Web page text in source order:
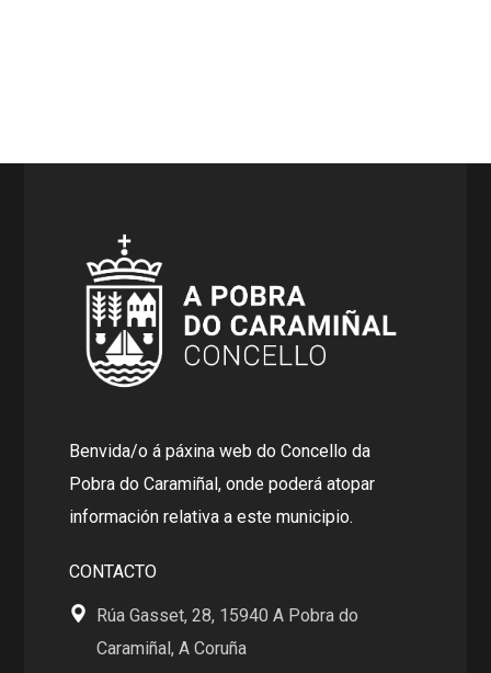
Benvida/o á páxina web do Concello da
Pobra do Caramiñal, onde poderá atopar
información relativa a este municipio.
CONTACTO
Rúa Gasset, 28, 15940 A Pobra do
Caramiñal, A Coruña